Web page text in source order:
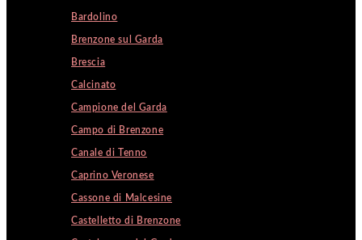
Bardolino
Brenzone sul Garda
Brescia
Calcinato
Campione del Garda
Campo di Brenzone
Canale di Tenno
Caprino Veronese
Cassone di Malcesine
Castelletto di Brenzone